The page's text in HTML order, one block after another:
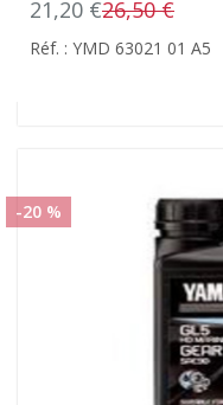
21,20 €26,50 €
Réf. : YMD 63021 01 A5
-20 %